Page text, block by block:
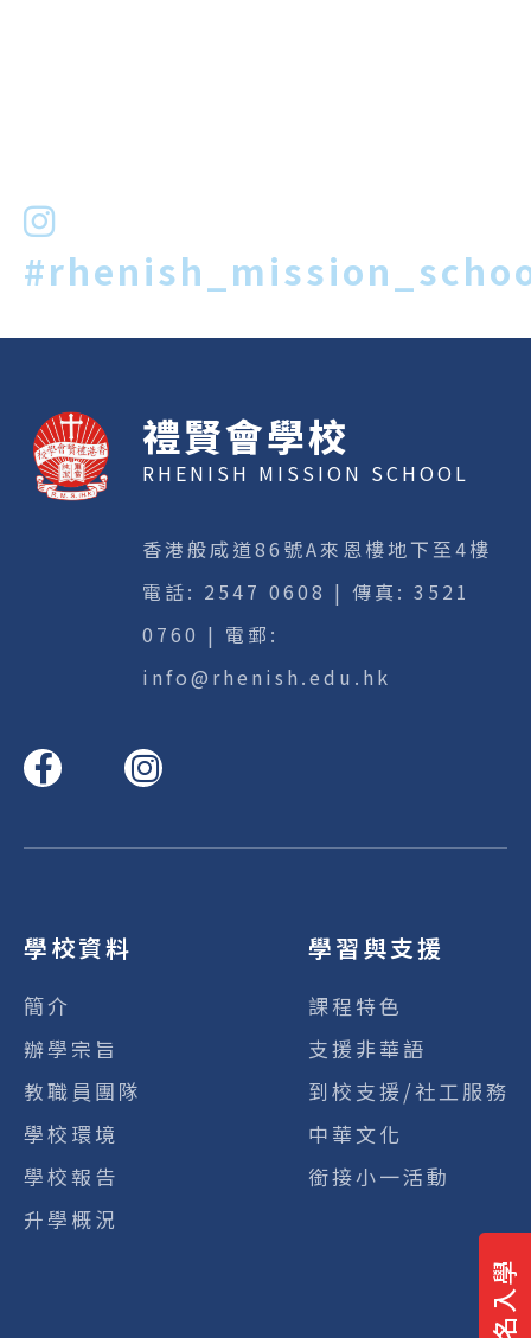
報名入學
禮賢會學校
RHENISH MISSION SCHOOL
香港般咸道86號A來恩樓地下至4樓
電話: 2547 0608 | 傳真: 3521
0760 | 電郵:
info@rhenish.edu.hk
學校資料
簡介
辦學宗旨
教職員團隊
學校環境
學校報告
升學概況
學習與支援
課程特色
支援非華語
到校支援/社工服務
中華文化
銜接小一活動